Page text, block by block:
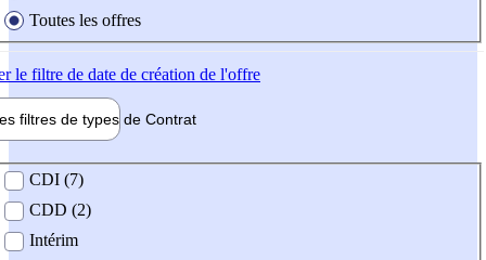
Toutes les offres
le filtre de date de création de l'offre
filtres de types de Contrat
contrat
CDI (7)
CDD (2)
Intérim